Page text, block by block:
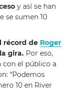
y así se han
se sumen 10
récord de Roger
gira. Por eso,
el público a
“Podemos
10 en River